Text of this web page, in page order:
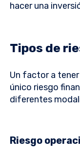
hacer una
Tipos de
Un factor a
único riesgo
diferentes
Riesgo